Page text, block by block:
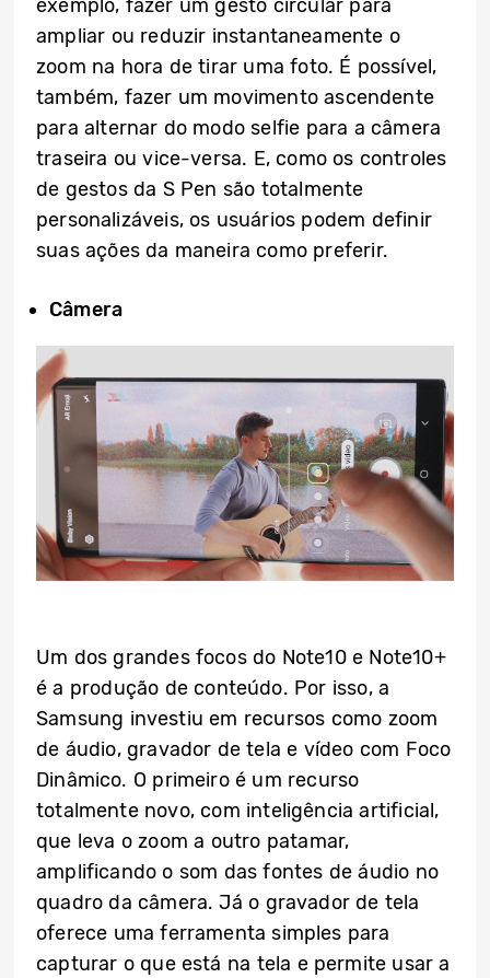
exemplo, fazer um gesto circular para
ampliar ou reduzir instantaneamente o
zoom na hora de tirar uma foto. É possível,
também, fazer um movimento ascendente
para alternar do modo selfie para a câmera
traseira ou vice-versa. E, como os controles
de gestos da S Pen são totalmente
personalizáveis, os usuários podem definir
suas ações da maneira como preferir.
Câmera
Um dos grandes focos do Note10 e Note10+
é a produção de conteúdo. Por isso, a
Samsung investiu em recursos como zoom
de áudio, gravador de tela e vídeo com Foco
Dinâmico. O primeiro é um recurso
totalmente novo, com inteligência artificial,
que leva o zoom a outro patamar,
amplificando o som das fontes de áudio no
quadro da câmera. Já o gravador de tela
oferece uma ferramenta simples para
capturar o que está na tela e permite usar a